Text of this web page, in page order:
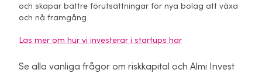
och skapar bättre förutsättningar för nya bolag att växa
och nå framgång.
Läs mer om hur vi investerar i startups här
Se alla vanliga frågor om riskkapital och Almi Invest